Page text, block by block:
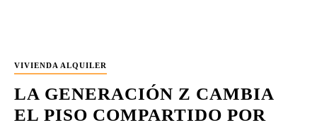
VIVIENDA ALQUILER
LA GENERACIÓN Z CAMBIA
EL PISO COMPARTIDO POR